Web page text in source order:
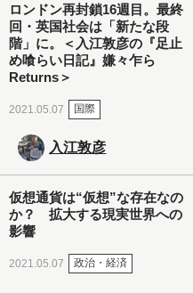
ロンドン再封鎖16週目。最終
回・英国社会は「新たな段
階」に。＜入江敦彦の『足止
め喰らい日記』嫌々乍ら
Returns＞
2021.05.07 国際
入江敦彦
仮想通貨は“仮想”な存在なの
か？ 拡大する現実世界への
影響
2021.05.07 政治・経済